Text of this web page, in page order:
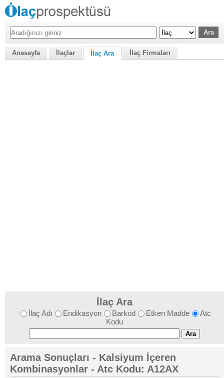
Anasayfa İlaçlar İlaç Ara İlaç Firmaları
İlaç Ara
İlaç Adı Endikasyon Barkod Etken Madde
Atc
Kodu
Arama Sonuçları - Kalsiyum İçeren
Kombinasyonlar - Atc Kodu: A12AX